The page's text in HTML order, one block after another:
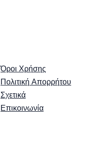
Όροι Χρήσης
Πολιτική Απορρήτου
Σχετικά
Επικοινωνία